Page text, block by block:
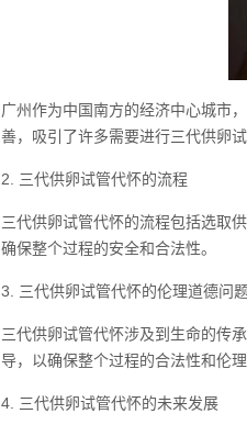
广州作为中国南方的经济中心城市
善，吸引了许多需要进行三代供卵
2. 三代供卵试管代怀的流程
三代供卵试管代怀的流程包括选取
确保整个过程的安全和合法性。
3. 三代供卵试管代怀的伦理道德问
三代供卵试管代怀涉及到生命的传
导，以确保整个过程的合法性和伦理
4. 三代供卵试管代怀的未来发展